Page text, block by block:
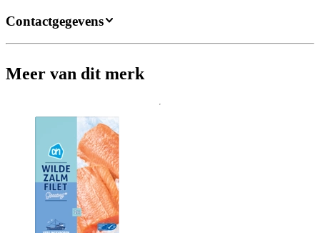
Contactgegevens
Meer van dit merk